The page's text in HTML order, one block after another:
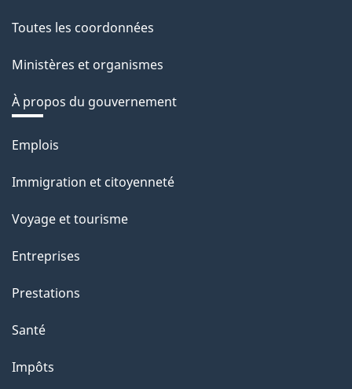
Toutes les coordonnées
Ministères et organismes
À propos du gouvernement
Thèmes
sujets
Emplois
Immigration et citoyenneté
Voyage et tourisme
Entreprises
Prestations
Santé
Impôts